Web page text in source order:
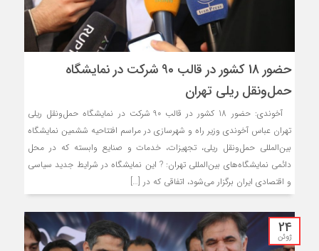
حضور 18 کشور در قالب 90 شرکت در نمایشگاه
حمل‌ونقل ریلی تهران
آخوندی: حضور 18 کشور در قالب 90 شرکت در نمایشگاه حمل‌ونقل ریلی
تهران عباس آخوندی وزیر راه و شهرسازی در مراسم افتتاحیه ششمین نمایشگاه
بین‌المللی حمل‌ونقل ریلی، تجهیزات، خدمات و صنایع وابسته که در محل
دائمی نمایشگاه‌های بین‌المللی تهران: ? این نمایشگاه در شرایط جدید سیاسی
و اقتصادی ایران برگزار می‌شود، اتفاقی که در […]
24
ژوئن